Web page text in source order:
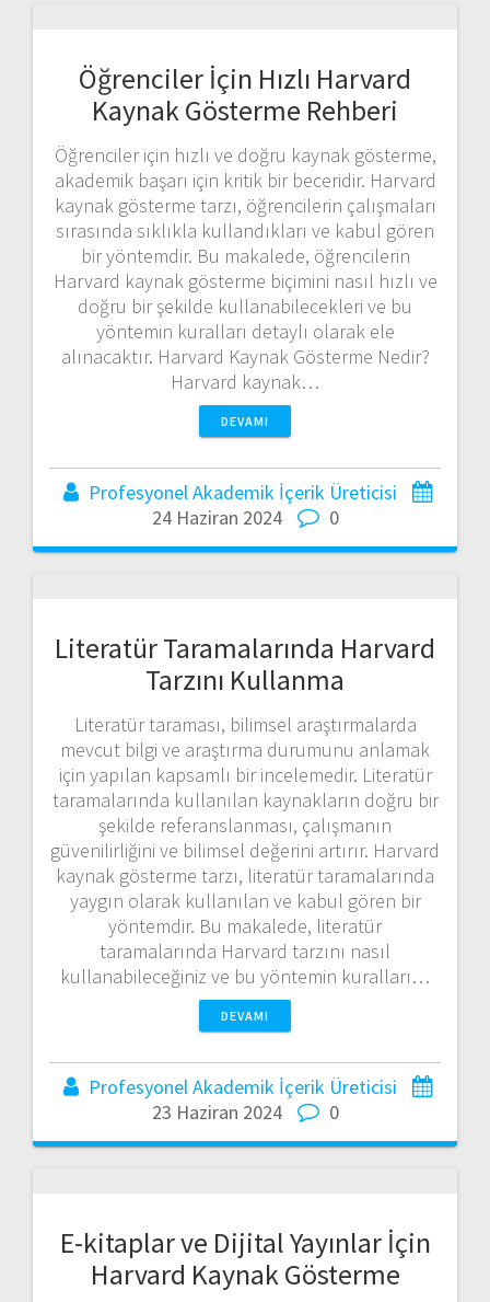
Öğrenciler İçin Hızlı Harvard
Kaynak Gösterme Rehberi
Öğrenciler için hızlı ve doğru kaynak gösterme,
akademik başarı için kritik bir beceridir. Harvard
kaynak gösterme tarzı, öğrencilerin çalışmaları
sırasında sıklıkla kullandıkları ve kabul gören
bir yöntemdir. Bu makalede, öğrencilerin
Harvard kaynak gösterme biçimini nasıl hızlı ve
doğru bir şekilde kullanabilecekleri ve bu
yöntemin kuralları detaylı olarak ele
alınacaktır. Harvard Kaynak Gösterme Nedir?
Harvard kaynak…
DEVAMI
Profesyonel Akademik İçerik Üreticisi
24 Haziran 2024
0
Literatür Taramalarında Harvard
Tarzını Kullanma
Literatür taraması, bilimsel araştırmalarda
mevcut bilgi ve araştırma durumunu anlamak
için yapılan kapsamlı bir incelemedir. Literatür
taramalarında kullanılan kaynakların doğru bir
şekilde referanslanması, çalışmanın
güvenilirliğini ve bilimsel değerini artırır. Harvard
kaynak gösterme tarzı, literatür taramalarında
yaygın olarak kullanılan ve kabul gören bir
yöntemdir. Bu makalede, literatür
taramalarında Harvard tarzını nasıl
kullanabileceğiniz ve bu yöntemin kuralları…
DEVAMI
Profesyonel Akademik İçerik Üreticisi
23 Haziran 2024
0
E-kitaplar ve Dijital Yayınlar İçin
Harvard Kaynak Gösterme